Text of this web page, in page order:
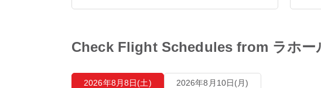
Check Flight Schedules from ラホー
2026年8月8日(土) 2026年8月10日(月)